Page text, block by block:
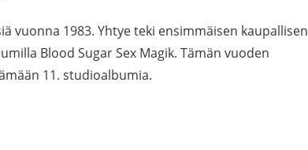
vuonna 1983. Yhtye teki ensimmäisen kaupallisen
Blood Sugar Sex Magik. Tämän vuoden
11. studioalbumia.